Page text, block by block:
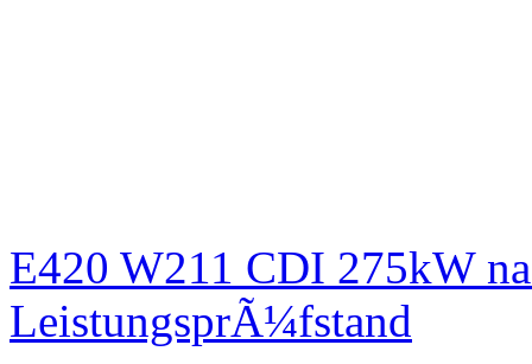
E420 W211 CDI 275kW
LeistungsprÃ¼fstand